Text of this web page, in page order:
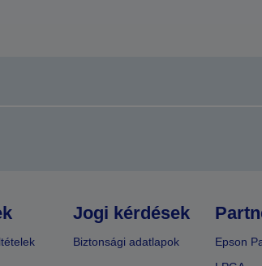
Jogi kérdések
Biztonsági adatlapok
Epson